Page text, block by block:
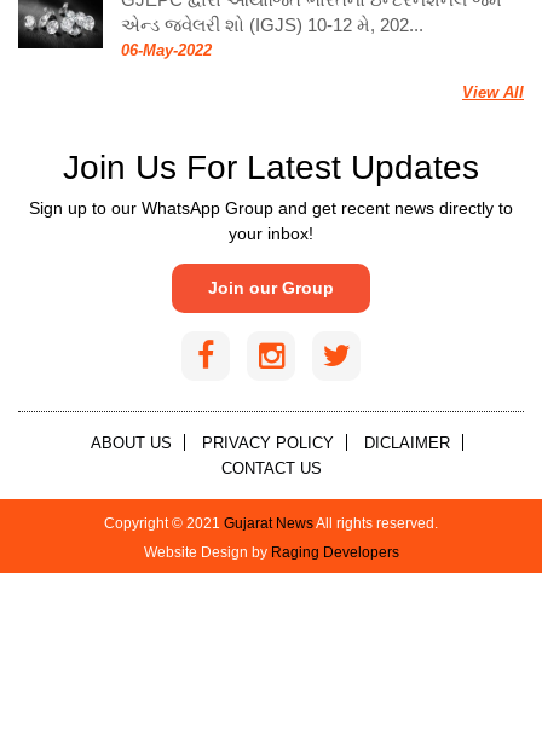
એન્ડ જ્વેલરી શો (IGJS) 10-12 મે, 202...
06-May-2022
View All
Join Us For Latest Updates
Sign up to our WhatsApp Group and get recent news directly to
your inbox!
Join our Group
ABOUT US PRIVACY POLICY
DICLAIMER
CONTACT US
Copyright © 2021 Gujarat NewsAll rights reserved.
Website Design by Raging Developers